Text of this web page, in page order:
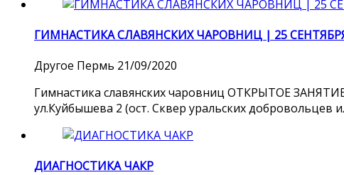
ГИМНАСТИКА СЛАВЯНСКИХ ЧАРОВНИЦ | 25
Другое Пермь 21/09/2020
Гимнастика славянских чаровниц ОТКРЫТОЕ
ул.Куйбышева 2 (ост. Сквер уральских добровольцев
ДИАГНОСТИКА ЧАКР